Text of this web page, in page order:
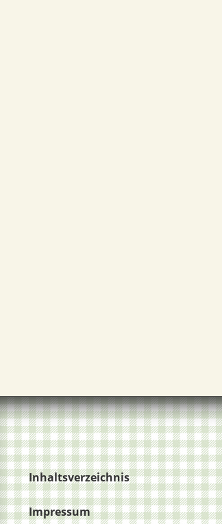
Inhaltsverzeichnis
Impressum